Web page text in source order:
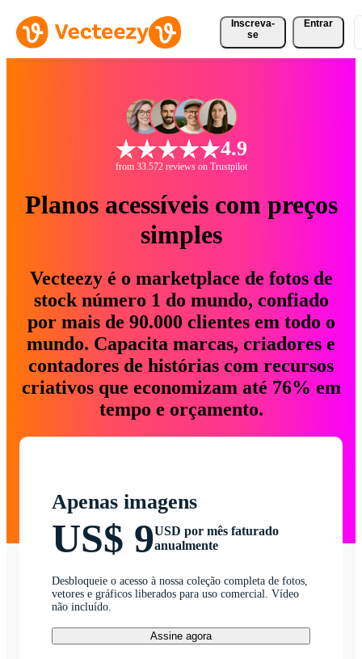
Inscreva-
se
Entrar
4.9
from 33.572 reviews on Trustpilot
Planos acessíveis com preços
simples
Vecteezy é o marketplace de fotos de
stock número 1 do mundo, confiado
por mais de 90.000 clientes em todo o
mundo. Capacita marcas, criadores e
contadores de histórias com recursos
criativos que economizam até 76% em
tempo e orçamento.
Apenas imagens
US$ 9USD por mês faturado
anualmente
Desbloqueie o acesso à nossa coleção completa de fotos,
vetores e gráficos liberados para uso comercial. Vídeo
não incluído.
Assine agora